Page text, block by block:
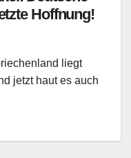
Hoffnung!
liegt
jetzt haut es auch